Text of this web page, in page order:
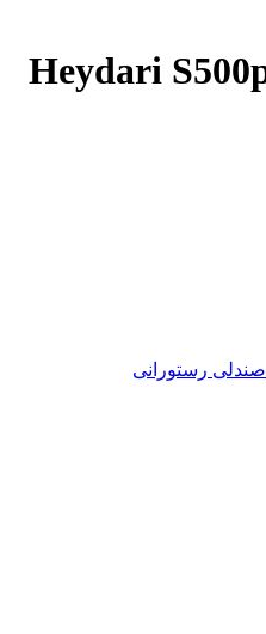
صندلی رستورانی